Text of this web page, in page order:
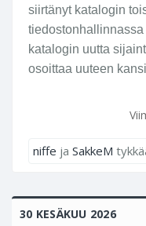
siirtänyt katalogin
katalogin uutta
osoittaa uuteen
niffe ja SakkeM
30 KESÄKUU 2026